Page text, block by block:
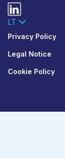
LT
Privacy Policy
Legal Notice
Cookie Policy